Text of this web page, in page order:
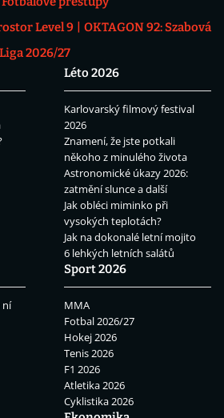
Level 9
OKTAGON 92: Szabová
2026/27
Léto 2026
Karlovarský filmový festival
2026
Znamení, že jste potkali
někoho z minulého života
Astronomické úkazy 2026:
zatmění slunce a další
Jak obléci miminko při
vysokých teplotách?
Jak na dokonalé letní mojito
6 lehkých letních salátů
ní
Sport 2026
MMA
Fotbal 2026/27
Hokej 2026
Tenis 2026
F1 2026
Atletika 2026
Cyklistika 2026